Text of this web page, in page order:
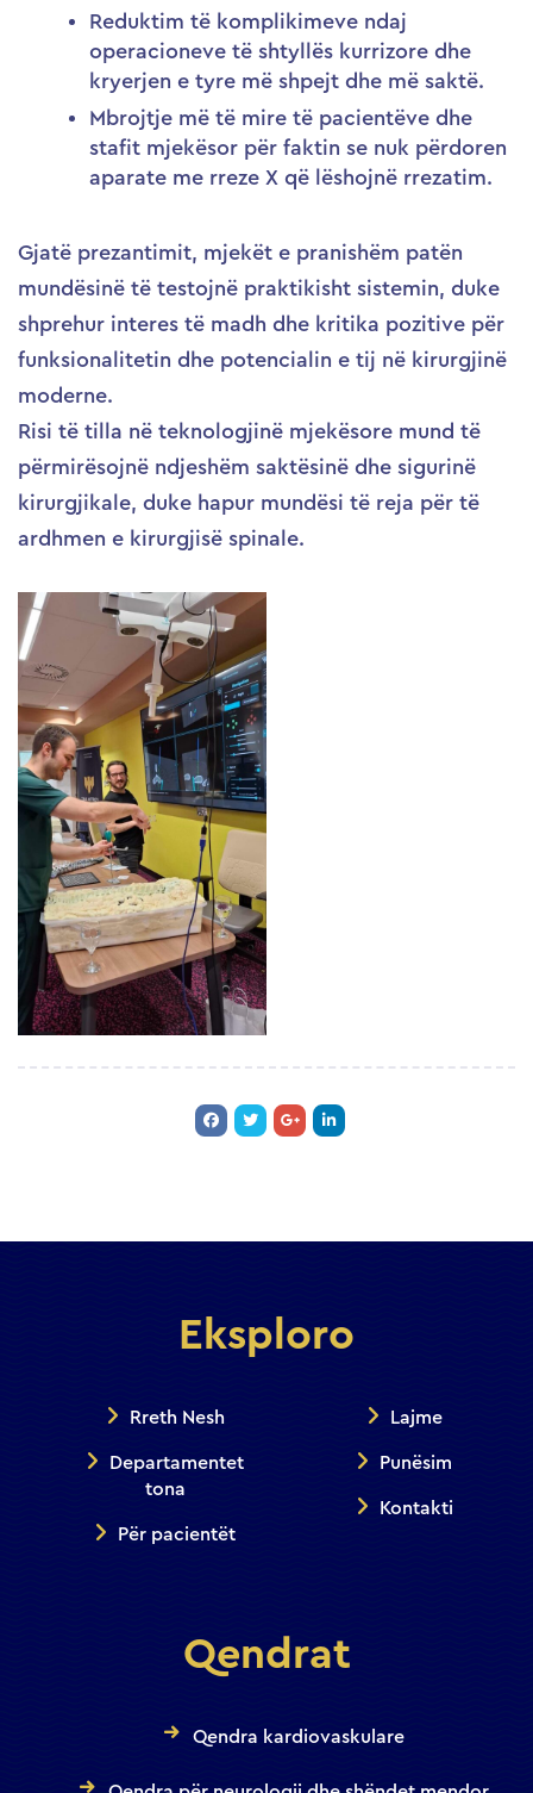
Reduktim të komplikimeve ndaj
operacioneve të shtyllës kurrizore dhe
kryerjen e tyre më shpejt dhe më saktë.
Mbrojtje më të mire të pacientëve dhe
stafit mjekësor për faktin se nuk përdoren
aparate me rreze X që lëshojnë rrezatim.
Gjatë prezantimit, mjekët e pranishëm patën
mundësinë të testojnë praktikisht sistemin, duke
shprehur interes të madh dhe kritika pozitive për
funksionalitetin dhe potencialin e tij në kirurgjinë
moderne.
Risi të tilla në teknologjinë mjekësore mund të
përmirësojnë ndjeshëm saktësinë dhe sigurinë
kirurgjikale, duke hapur mundësi të reja për të
ardhmen e kirurgjisë spinale.
Eksploro
Rreth Nesh
Departamentet
tona
Për pacientët
Lajme
Punësim
Kontakti
Qendrat
Qendra kardiovaskulare